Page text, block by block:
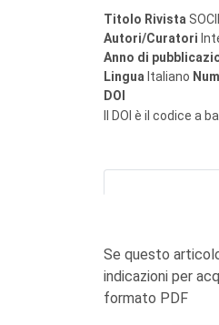
Titolo Rivista
Autori/Curatori
Anno di
Lingua Italiano
DOI
Il DOI è il codice a
Se questo
indicazioni per
formato PDF